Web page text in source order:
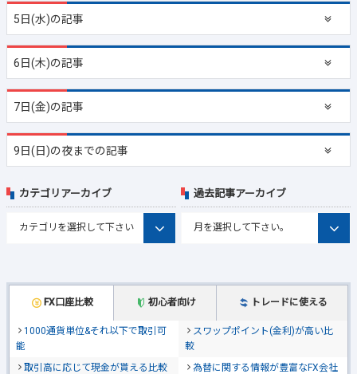
5日(水)の記事
6日(木)の記事
7日(金)の記事
9日(日)の夜までの記事
FX口座比較 初心者向け トレードに使える
1000通貨単位&それ以下で取引可
能
スワップポイント(金利)が高い比
較
取引高に応じて現金が貰える比較
為替に関する情報が豊富なFX会社
カテゴリアーカイブ 過去記事アーカイブ